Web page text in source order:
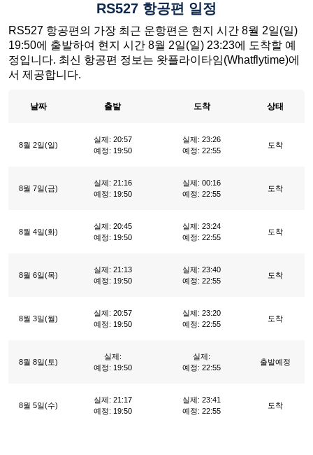
RS527 항공편 일정
RS527 항공편의 가장 최근 운항편은 현지 시간 8월 2일(일)
19:50에 출발하여 현지 시간 8월 2일(일) 23:23에 도착할 예
정입니다. 최신 항공편 정보는 왓플라이타임(Whatflytime)에
서 제공합니다.
날짜 출발 도착 상태
8월 2일(일)
실제: 20:57
예정: 19:50
실제: 23:26
예정: 22:55
도착
8월 7일(금)
실제: 21:16
예정: 19:50
실제: 00:16
예정: 22:55
도착
8월 4일(화)
실제: 20:45
예정: 19:50
실제: 23:24
예정: 22:55
도착
8월 6일(목)
실제: 21:13
예정: 19:50
실제: 23:40
예정: 22:55
도착
8월 3일(월)
실제: 20:57
예정: 19:50
실제: 23:20
예정: 22:55
도착
8월 8일(토)
실제:
예정: 19:50
실제:
예정: 22:55
출발예정
8월 5일(수)
실제: 21:17
예정: 19:50
실제: 23:41
예정: 22:55
도착